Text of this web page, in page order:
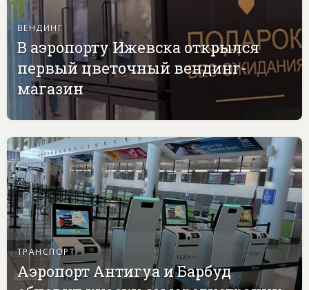
ВЕНДИНГ
В аэропорту Ижевска открылся
первый цветочный вендинг-
магазин
ТРАНСПОРТ
Аэропорт Антигуа и Барбуд